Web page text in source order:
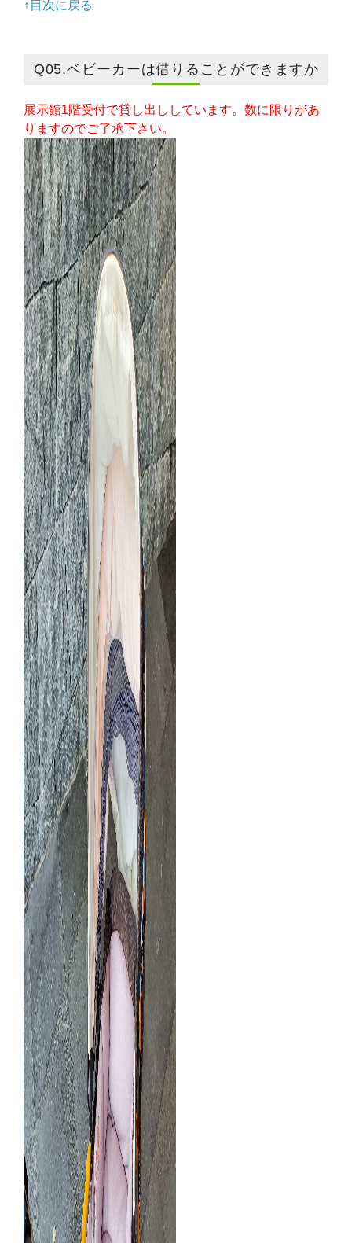
↑目次に戻る
Q05.ベビーカーは借りることができますか
展示館1階受付で貸し出ししています。数に限りがあ
りますのでご了承下さい。